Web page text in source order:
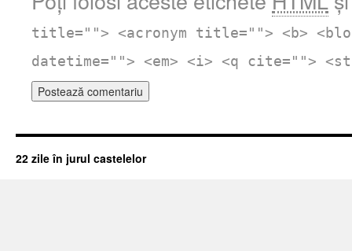
title=""> <acronym title=""> <b>
datetime=""> <em> <i> <q cite="">
22 zile în jurul castelelor